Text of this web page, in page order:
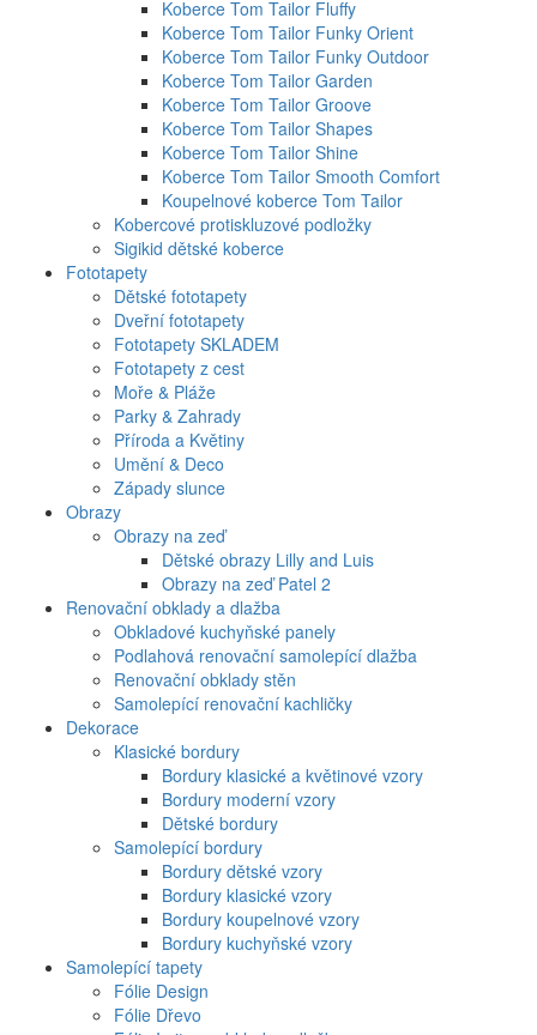
Koberce Tom Tailor Fluffy
Koberce Tom Tailor Funky Orient
Koberce Tom Tailor Funky Outdoor
Koberce Tom Tailor Garden
Koberce Tom Tailor Groove
Koberce Tom Tailor Shapes
Koberce Tom Tailor Shine
Koberce Tom Tailor Smooth Comfort
Koupelnové koberce Tom Tailor
Kobercové protiskluzové podložky
Sigikid dětské koberce
Fototapety
Dětské fototapety
Dveřní fototapety
Fototapety SKLADEM
Fototapety z cest
Moře & Pláže
Parky & Zahrady
Příroda a Květiny
Umění & Deco
Západy slunce
Obrazy
Obrazy na zeď
Dětské obrazy Lilly and Luis
Obrazy na zeď Patel 2
Renovační obklady a dlažba
Obkladové kuchyňské panely
Podlahová renovační samolepící dlažba
Renovační obklady stěn
Samolepící renovační kachličky
Dekorace
Klasické bordury
Bordury klasické a květinové vzory
Bordury moderní vzory
Dětské bordury
Samolepící bordury
Bordury dětské vzory
Bordury klasické vzory
Bordury koupelnové vzory
Bordury kuchyňské vzory
Samolepící tapety
Fólie Design
Fólie Dřevo